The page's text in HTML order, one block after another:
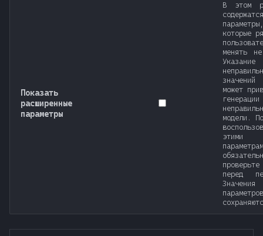
Показать
расширенные
параметры
В этом
параметры,
которые
менять
Указание
может
генерации
модели.
этими
перед